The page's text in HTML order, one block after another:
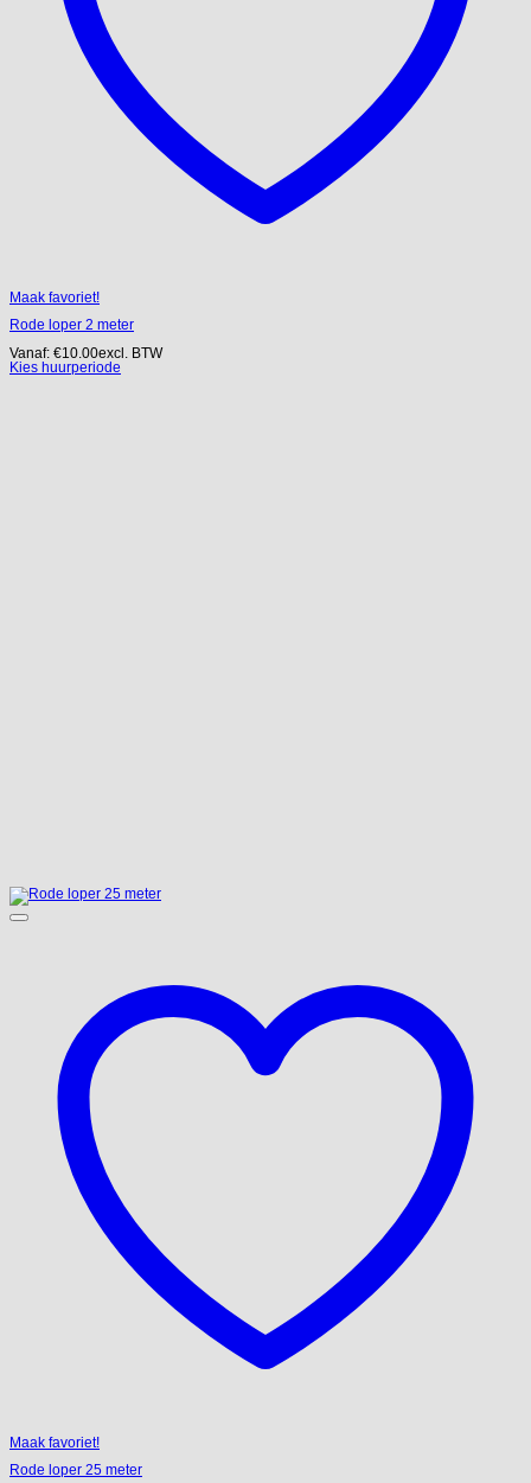
Maak favoriet!
Rode loper 2 meter
Vanaf: €10.00excl. BTW
Kies huurperiode
Maak favoriet!
Rode loper 25 meter